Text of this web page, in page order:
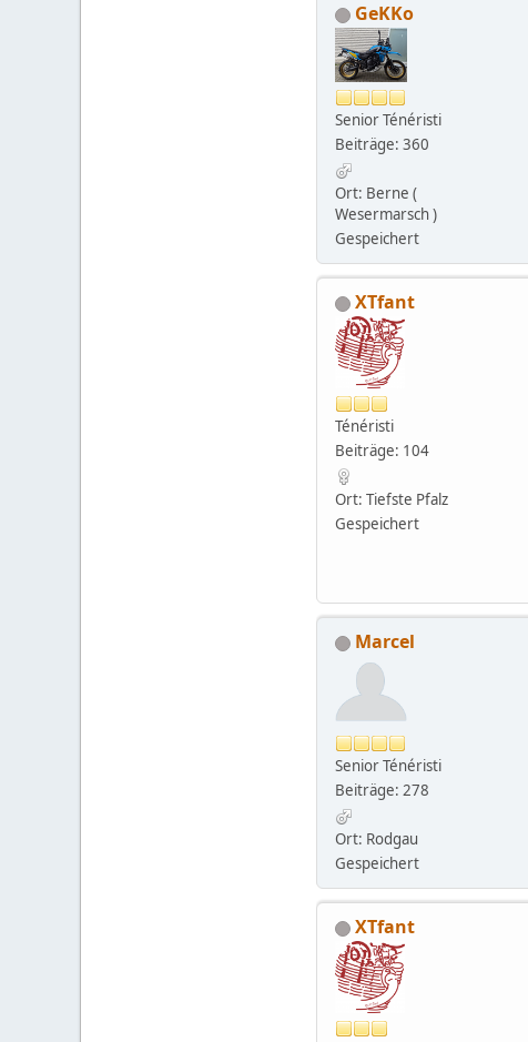
GeKKo
Senior Ténéristi
Beiträge: 360
Ort: Berne (
Wesermarsch )
Gespeichert
XTfant
Ténéristi
Beiträge: 104
Ort: Tiefste Pfalz
Gespeichert
Marcel
Senior Ténéristi
Beiträge: 278
Ort: Rodgau
Gespeichert
XTfant